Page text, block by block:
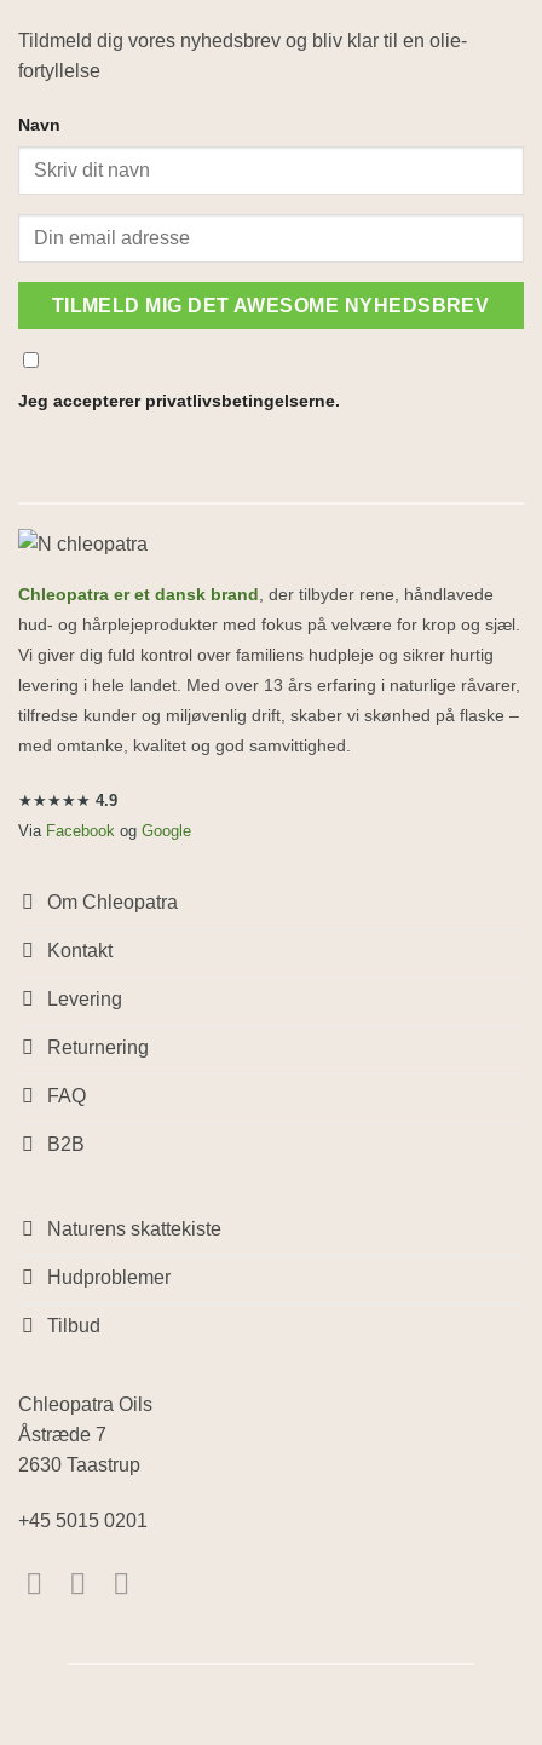
Tildmeld dig vores nyhedsbrev og bliv klar til en olie-
fortyllelse
Navn
TILMELD MIG DET AWESOME NYHEDSBREV
Jeg accepterer privatlivsbetingelserne.
Chleopatra er et dansk brand , der tilbyder rene, håndlavede
hud- og hårplejeprodukter med fokus på velvære for krop og sjæl.
Vi giver dig fuld kontrol over familiens hudpleje og sikrer hurtig
levering i hele landet. Med over 13 års erfaring i naturlige råvarer,
tilfredse kunder og miljøvenlig drift, skaber vi skønhed på flaske –
med omtanke, kvalitet og god samvittighed.
★★★★★ 4.9
Via Facebook og Google
Om Chleopatra
Kontakt
Levering
Returnering
FAQ
B2B
Naturens skattekiste
Hudproblemer
Tilbud
Chleopatra Oils
Åstræde 7
2630 Taastrup
+45 5015 0201